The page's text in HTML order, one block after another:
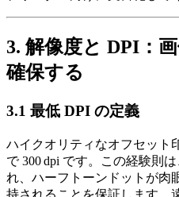
3. 解像度と DPI：
確保する
3.1 最低 DPI の定義
ハイクオリティなオフセット
で 300 dpi です。この経験則
れ、ハーフトーンドットが肉
持されることを保証します。